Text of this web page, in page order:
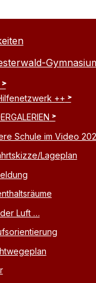
++
Schule im Video
Lageplan
Luft …